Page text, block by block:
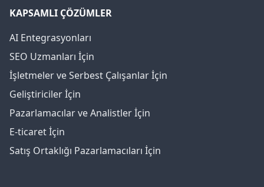
KAPSAMLI ÇÖZÜMLER
AI Entegrasyonları
SEO Uzmanları İçin
İşletmeler ve Serbest Çalışanlar İçin
Geliştiriciler İçin
Pazarlamacılar ve Analistler İçin
E-ticaret İçin
Satış Ortaklığı Pazarlamacıları İçin